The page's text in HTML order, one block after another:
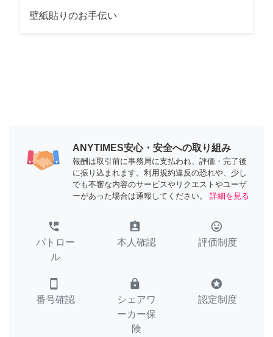
壁紙貼りのお手伝い
ANYTIMES安心・安全への取り組み
報酬は取引前に事務局に支払われ、評価・完了後
に振り込まれます。利用規約違反の恐れや、少し
でも不審な内容のサービスやリクエストやユーザ
ーがあった場合は通報してください。
詳細を見る
perm_phone_msg
パトロー
ル
assignment_ind
本人確認
tag_faces
評価制度
smartphone
番号確認
lock
シェアワ
ーカー保
険
stars
認定制度